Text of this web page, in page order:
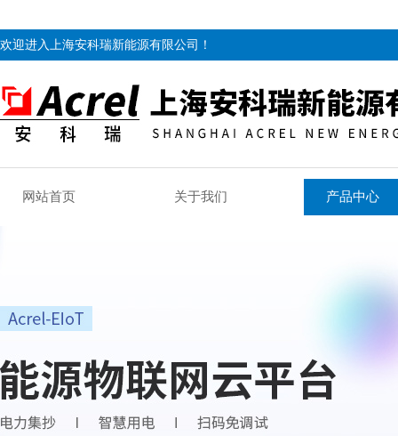
欢迎进入上海安科瑞新能源有限公司！
网站首页 关于我们 产品中心